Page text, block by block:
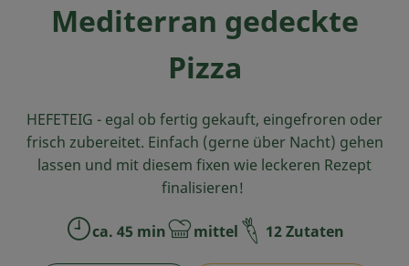
Getränke
So geht's
Über uns
Blog & Aktuelles
Mediterran gedeckte
Pizza
HEFETEIG - egal ob fertig gekauft, eingefroren oder
frisch zubereitet. Einfach (gerne über Nacht) gehen
lassen und mit diesem fixen wie leckeren Rezept
finalisieren!
Zubreitungszeit:
ca. 45 min Schwierigkeit:
mittel 12 Zutaten